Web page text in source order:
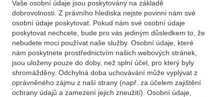
Vaše osobní údaje jsou poskytovány na základě
dobrovolnosti. Z právního hlediska nejste povinni nám své
osobní údaje poskytovat. Pokud nám své osobní údaje
poskytovat nechcete, bude pro vás jediným důsledkem to, že
nebudete moci používat naše služby. Osobní údaje, které
nám poskytnete prostřednictvím našich webových stránek,
jsou uloženy pouze do doby, než splní účel, pro který byly
shromážděny. Odchylná doba uchovávání může vyplývat z
oprávněného zájmu z naší strany (např. za účelem zajištění
ochrany údajů a zamezení jejich zneužití). Osobní údaje,